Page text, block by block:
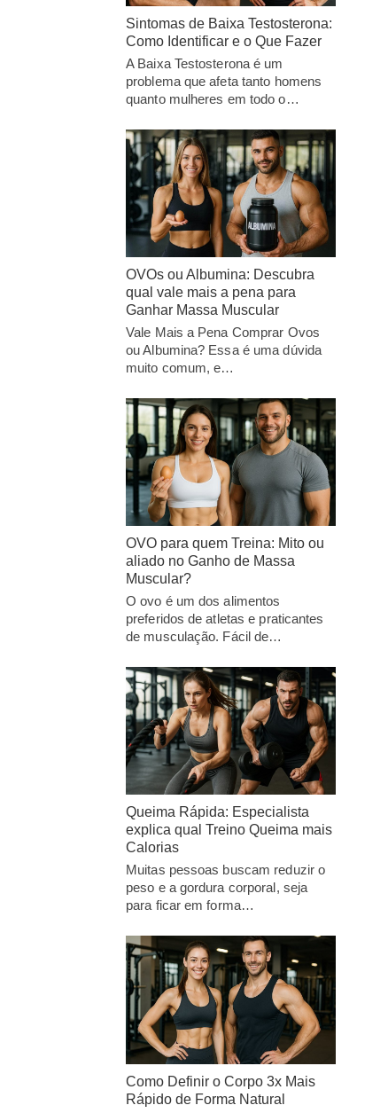
Sintomas de Baixa Testosterona:
Como Identificar e o Que Fazer
A Baixa Testosterona é um
problema que afeta tanto homens
quanto mulheres em todo o…
OVOs ou Albumina: Descubra
qual vale mais a pena para
Ganhar Massa Muscular
Vale Mais a Pena Comprar Ovos
ou Albumina? Essa é uma dúvida
muito comum, e…
OVO para quem Treina: Mito ou
aliado no Ganho de Massa
Muscular?
O ovo é um dos alimentos
preferidos de atletas e praticantes
de musculação. Fácil de…
Queima Rápida: Especialista
explica qual Treino Queima mais
Calorias
Muitas pessoas buscam reduzir o
peso e a gordura corporal, seja
para ficar em forma…
Como Definir o Corpo 3x Mais
Rápido de Forma Natural